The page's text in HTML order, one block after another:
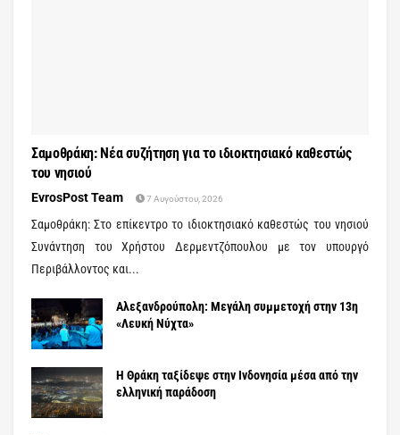
Σαμοθράκη: Νέα συζήτηση για το ιδιοκτησιακό καθεστώς
του νησιού
EvrosPost Team 7 Αυγούστου, 2026
Σαμοθράκη: Στο επίκεντρο το ιδιοκτησιακό καθεστώς του νησιού
Συνάντηση του Χρήστου Δερμεντζόπουλου με τον υπουργό
Περιβάλλοντος και...
Αλεξανδρούπολη: Μεγάλη συμμετοχή στην 13η
«Λευκή Νύχτα»
Η Θράκη ταξίδεψε στην Ινδονησία μέσα από την
ελληνική παράδοση